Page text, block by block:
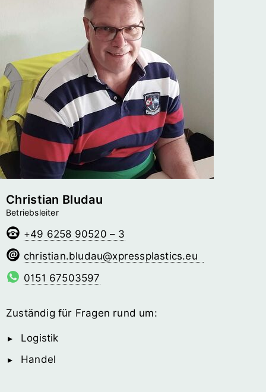
Christian Bludau
Betriebsleiter
+49 6258 90520 – 3
uadulb.naitsirhc@­xpressplastics.eu
0151 67503597
Zuständig für Fragen rund um:
Logistik
Handel